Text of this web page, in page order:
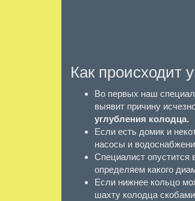
Как происходит
Во первых наш
выявит причину
углубления колодца.
Если есть домик и
насосы и
Специалист опустится
определяем какого
Если нижнее кольцо
шахту колодца